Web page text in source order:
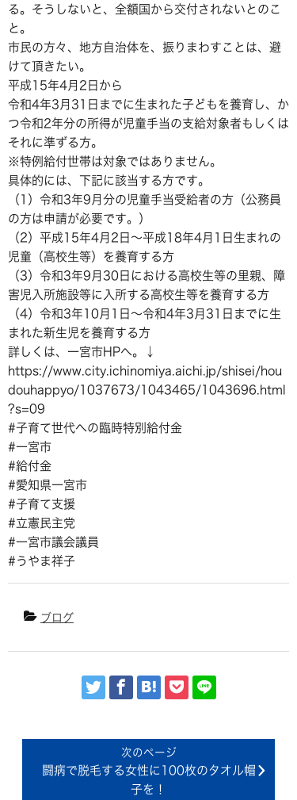
る。そうしないと、全額国から交付されないとのこ
と。
市民の方々、地方自治体を、振りまわすことは、避
けて頂きたい。
平成15年4月2日から
令和4年3月31日までに生まれた子どもを養育し、か
つ令和2年分の所得が児童手当の支給対象者もしくは
それに準ずる方。
※特例給付世帯は対象ではありません。
具体的には、下記に該当する方です。
（1）令和3年9月分の児童手当受給者の方（公務員
の方は申請が必要です。）
（2）平成15年4月2日～平成18年4月1日生まれの
児童（高校生等）を養育する方
（3）令和3年9月30日における高校生等の里親、障
害児入所施設等に入所する高校生等を養育する方
（4）令和3年10月1日～令和4年3月31日までに生
まれた新生児を養育する方
詳しくは、一宮市HPへ。↓
https://www.city.ichinomiya.aichi.jp/shisei/hou
douhappyo/1037673/1043465/1043696.html
?s=09
#子育て世代への臨時特別給付金
#一宮市
#給付金
#愛知県一宮市
#子育て支援
#立憲民主党
#一宮市議会議員
#うやま祥子
ブログ
闘病で脱毛する女性に100枚のタオル帽
子を！